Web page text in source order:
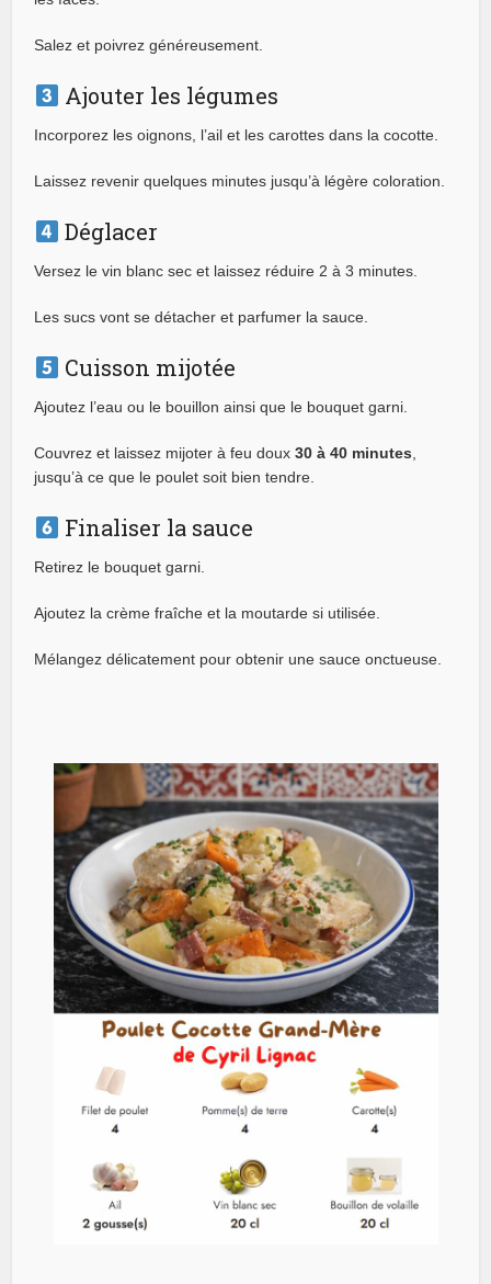
Salez et poivrez généreusement.
Ajouter les légumes
Incorporez les oignons, l’ail et les carottes dans la cocotte.
Laissez revenir quelques minutes jusqu’à légère coloration.
Déglacer
Versez le vin blanc sec et laissez réduire 2 à 3 minutes.
Les sucs vont se détacher et parfumer la sauce.
Cuisson mijotée
Ajoutez l’eau ou le bouillon ainsi que le bouquet garni.
Couvrez et laissez mijoter à feu doux30 à 40 minutes
jusqu’à ce que le poulet soit bien tendre.
Finaliser la sauce
Retirez le bouquet garni.
Ajoutez la crème fraîche et la moutarde si utilisée.
Mélangez délicatement pour obtenir une sauce onctueuse.